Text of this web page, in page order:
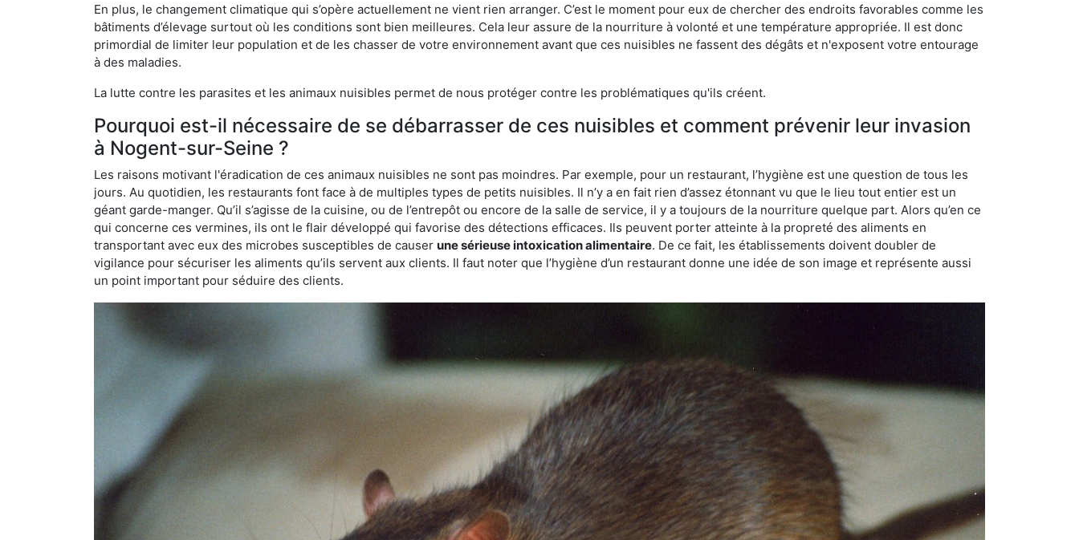
En plus, le changement climatique qui s’opère actuellement ne vient rien arranger. C’est le moment pour eux de chercher des endroits favorables comme les
bâtiments d’élevage surtout où les conditions sont bien meilleures. Cela leur assure de la nourriture à volonté et une température appropriée. Il est donc
primordial de limiter leur population et de les chasser de votre environnement avant que ces nuisibles ne fassent des dégâts et n'exposent votre entourage
à des maladies.
La lutte contre les parasites et les animaux nuisibles permet de nous protéger contre les problématiques qu'ils créent.
Pourquoi est-il nécessaire de se débarrasser de ces nuisibles et comment prévenir leur invasion
à Nogent-sur-Seine ?
Les raisons motivant l'éradication de ces animaux nuisibles ne sont pas moindres. Par exemple, pour un restaurant, l’hygiène est une question de tous les
jours. Au quotidien, les restaurants font face à de multiples types de petits nuisibles. Il n’y a en fait rien d’assez étonnant vu que le lieu tout entier est un
géant garde-manger. Qu’il s’agisse de la cuisine, ou de l’entrepôt ou encore de la salle de service, il y a toujours de la nourriture quelque part. Alors qu’en ce
qui concerne ces vermines, ils ont le flair développé qui favorise des détections efficaces. Ils peuvent porter atteinte à la propreté des aliments en
transportant avec eux des microbes susceptibles de causer une sérieuse intoxication alimentaire. De ce fait, les établissements doivent doubler de
vigilance pour sécuriser les aliments qu’ils servent aux clients. Il faut noter que l’hygiène d’un restaurant donne une idée de son image et représente aussi
un point important pour séduire des clients.